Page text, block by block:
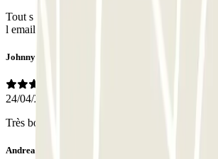
Tout s est très bien passé, pas très pratique le
l email pour l accès
Johnny
24/04/2026
Très bon endroit sécurisé, Très proche du
Andreas